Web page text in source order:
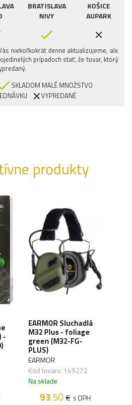
BRATISLAVA
NIVY
KOŠICE
AUPARK
niekoľkokrát denne aktualizujeme, ale
prípadoch stať, že tovar, ktorý
SKLADOM MALÉ MNOŽSTVO
VYPREDANÉ
produkty
-
EARMOR Sluchadlá
M32 Plus - foliage
green (M32-FG-
PLUS)
EARMOR
Kód tovaru: 149272
Na sklade
93.50€ s DPH